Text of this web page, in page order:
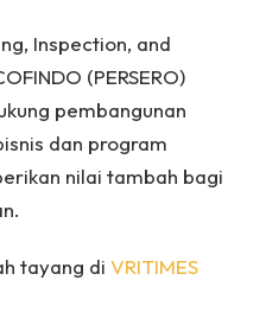
Inspection, and
(PERSERO)
pembangunan
dan program
nilai tambah bagi
tayang di VRITIMES